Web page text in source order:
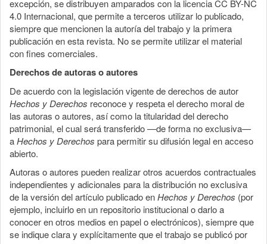
excepción, se distribuyen amparados con la licencia CC BY-NC
4.0 Internacional, que permite a terceros utilizar lo publicado,
siempre que mencionen la autoría del trabajo y la primera
publicación en esta revista. No se permite utilizar el material
con fines comerciales.
Derechos de autoras o autores
De acuerdo con la legislación vigente de derechos de autor
Hechos y Derechos reconoce y respeta el derecho moral de
las autoras o autores, así como la titularidad del derecho
patrimonial, el cual será transferido —de forma no exclusiva—
aHechos y Derechos para permitir su difusión legal en acceso
abierto.
Autoras o autores pueden realizar otros acuerdos contractuales
independientes y adicionales para la distribución no exclusiva
de la versión del artículo publicado enHechos y Derechos (por
ejemplo, incluirlo en un repositorio institucional o darlo a
conocer en otros medios en papel o electrónicos), siempre que
se indique clara y explícitamente que el trabajo se publicó por